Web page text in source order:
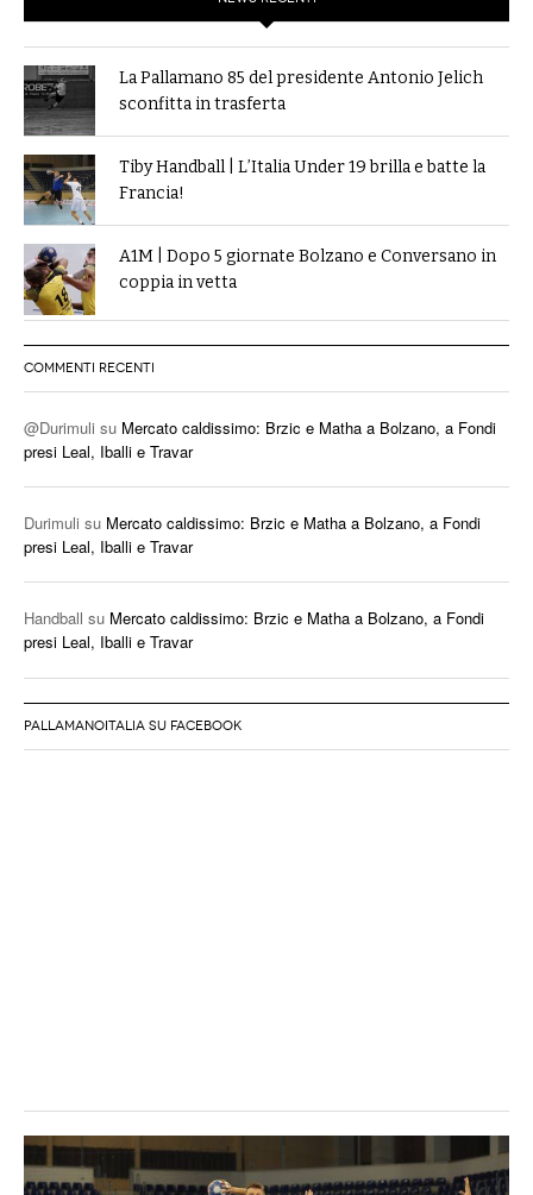
La Pallamano 85 del presidente Antonio Jelich
sconfitta in trasferta
Tiby Handball | L’Italia Under 19 brilla e batte la
Francia!
A1M | Dopo 5 giornate Bolzano e Conversano in
coppia in vetta
COMMENTI RECENTI
@Durimuli su Mercato caldissimo: Brzic e Matha a Bolzano, a Fondi
presi Leal, Iballi e Travar
Durimuli su Mercato caldissimo: Brzic e Matha a Bolzano, a Fondi
presi Leal, Iballi e Travar
Handball su Mercato caldissimo: Brzic e Matha a Bolzano, a Fondi
presi Leal, Iballi e Travar
PALLAMANOITALIA SU FACEBOOK